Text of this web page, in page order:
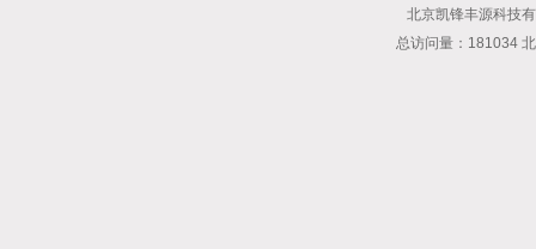
北京凯锋丰源科技
总访问量：181034